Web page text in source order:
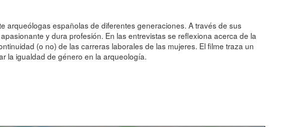
arqueólogas españolas de diferentes generaciones. A través de sus
y dura profesión. En las entrevistas se reflexiona acerca de la
(o no) de las carreras laborales de las mujeres. El filme traza un
la igualdad de género en la arqueología.